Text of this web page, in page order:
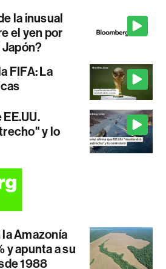
la inusual
el yen por
Japón?
FIFA: La
y lo
Amazonía
y apunta a su
1988